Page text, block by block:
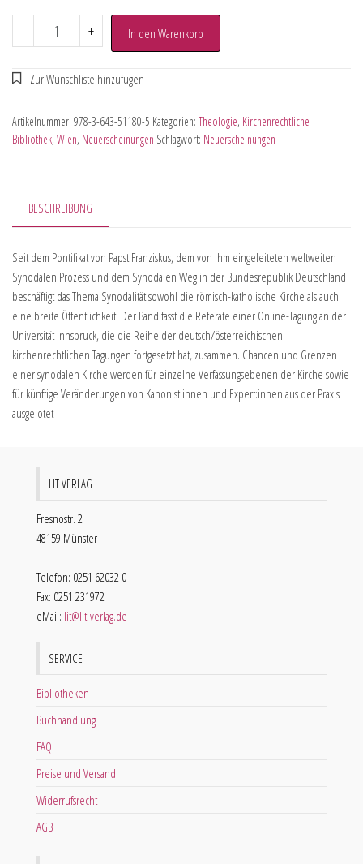
- + In den Warenkorb
Artikelnummer: 978-3-643-51180-5 Kategorien: Theologie, Kirchenrechtliche
Bibliothek, Wien, Neuerscheinungen Schlagwort: Neuerscheinungen
BESCHREIBUNG
Seit dem Pontifikat von Papst Franziskus, dem von ihm eingeleiteten weltweiten
Synodalen Prozess und dem Synodalen Weg in der Bundesrepublik Deutschland
beschäftigt das Thema Synodalität sowohl die römisch-katholische Kirche als auch
eine breite Öffentlichkeit. Der Band fasst die Referate einer Online-Tagung an der
Universität Innsbruck, die die Reihe der deutsch/österreichischen
kirchenrechtlichen Tagungen fortgesetzt hat, zusammen. Chancen und Grenzen
einer synodalen Kirche werden für einzelne Verfassungsebenen der Kirche sowie
für künftige Veränderungen von Kanonist:innen und Expert:innen aus der Praxis
ausgelotet
LIT VERLAG
Fresnostr. 2
48159 Münster
Telefon: 0251 62032 0
Fax: 0251 231972
eMail: lit@lit-verlag.de
SERVICE
Bibliotheken
Buchhandlung
FAQ
Preise und Versand
Widerrufsrecht
AGB